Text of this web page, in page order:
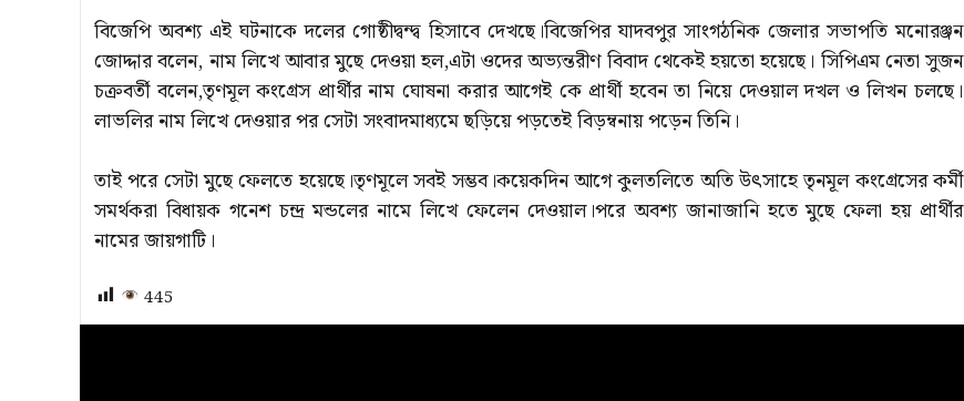
বিজেপি অবশ্য এই ঘটনাকে দলের গোষ্ঠীদ্বন্দ্ব হিসাবে দেখছে।বিজেপির যাদবপুর সাংগঠনিক জেলার সভাপতি মনোরঞ্জন
জোদ্দার বলেন, নাম লিখে আবার মুছে দেওয়া হল,এটা ওদের অভ্যন্তরীণ বিবাদ থেকেই হয়তো হয়েছে। সিপিএম নেতা সুজন
চক্রবর্তী বলেন,তৃণমূল কংগ্রেস প্রার্থীর নাম ঘোষনা করার আগেই কে প্রার্থী হবেন তা নিয়ে দেওয়াল দখল ও লিখন চলছে।
লাভলির নাম লিখে দেওয়ার পর সেটা সংবাদমাধ্যমে ছড়িয়ে পড়তেই বিড়ম্বনায় পড়েন তিনি।
তাই পরে সেটা মুছে ফেলতে হয়েছে।তৃণমূলে সবই সম্ভব।কয়েকদিন আগে কুলতলিতে অতি উৎসাহে তৃনমূল কংগ্রেসের কর্মী
সমর্থকরা বিধায়ক গনেশ চন্দ্র মন্ডলের নামে লিখে ফেলেন দেওয়াল।পরে অবশ্য জানাজানি হতে মুছে ফেলা হয় প্রার্থীর
নামের জায়গাটি।
445